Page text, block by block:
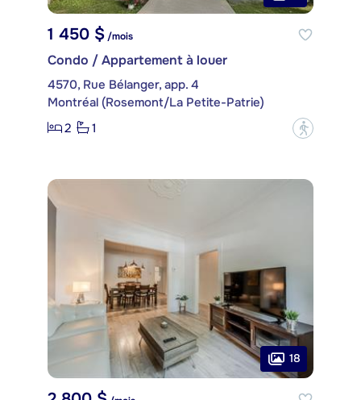
1 450 $ /mois
Condo / Appartement à louer
4570, Rue Bélanger, app. 4
Montréal (Rosemont/La Petite-Patrie)
2
1 ?
18